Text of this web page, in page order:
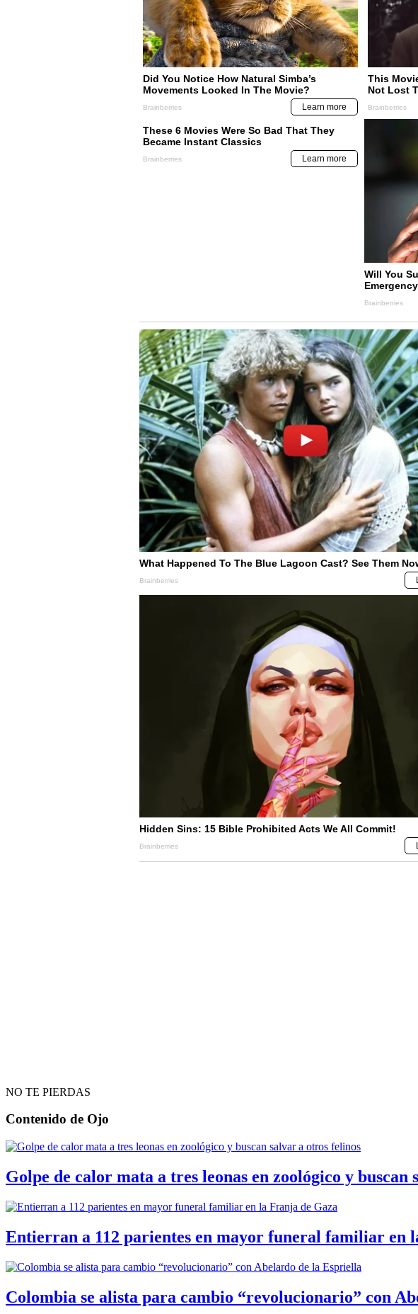
NO TE PIERDAS
Contenido de Ojo
Golpe de calor mata a tres leonas en zoológico y buscan
Entierran a 112 parientes en mayor funeral familiar en
Colombia se alista para cambio “revolucionario” con